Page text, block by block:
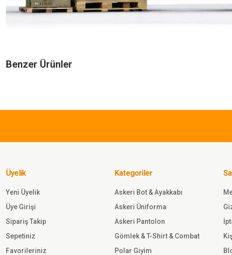
Benzer Ürünler
Single Sword
Sword Yeni Model TSK Kışlık
Üyelik
Yeni Üyelik
Üye Girişi
Sipariş Takip
Sepetiniz
Favorileriniz
Kategoriler
Askeri Bot & Ayakkabı
Askeri Üniforma
Askeri Pantolon
Gömlek & T-Shirt & Combat
Polar Giyim